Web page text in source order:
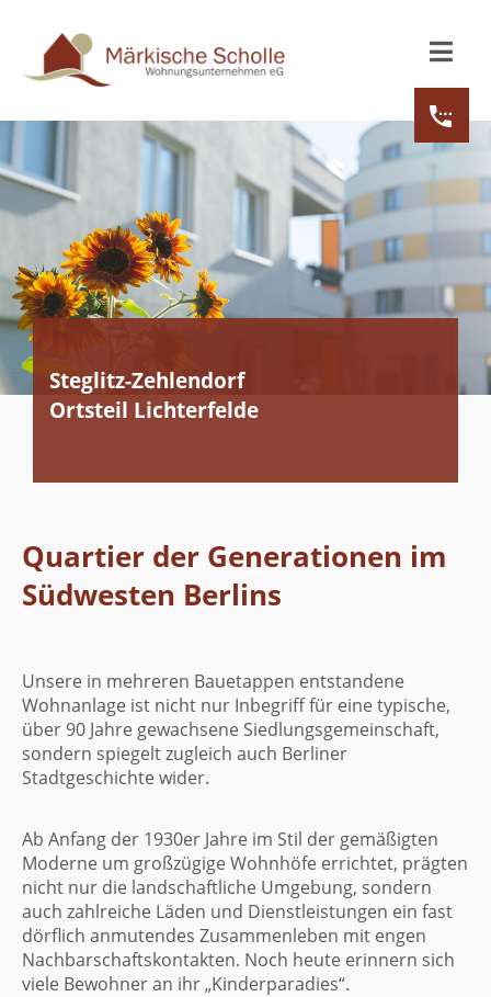
Steglitz-Zehlendorf
Ortsteil Lichterfelde
Quartier der Generationen im
Südwesten Berlins
Unsere in mehreren Bauetappen entstandene
Wohnanlage ist nicht nur Inbegriff für eine typische,
über 90 Jahre gewachsene Siedlungsgemeinschaft,
sondern spiegelt zugleich auch Berliner
Stadtgeschichte wider.
Ab Anfang der 1930er Jahre im Stil der gemäßigten
Moderne um großzügige Wohnhöfe errichtet, prägten
nicht nur die landschaftliche Umgebung, sondern
auch zahlreiche Läden und Dienstleistungen ein fast
dörflich anmutendes Zusammenleben mit engen
Nachbarschaftskontakten. Noch heute erinnern sich
viele Bewohner an ihr „Kinderparadies“.